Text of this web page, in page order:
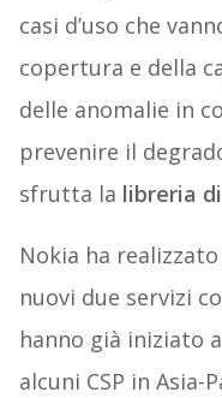
casi d’uso che
copertura e della
delle anomalie in
prevenire il
sfrutta la libreria
Nokia ha realizzato
nuovi due servizi
hanno già iniziato
alcuni CSP in Asia-